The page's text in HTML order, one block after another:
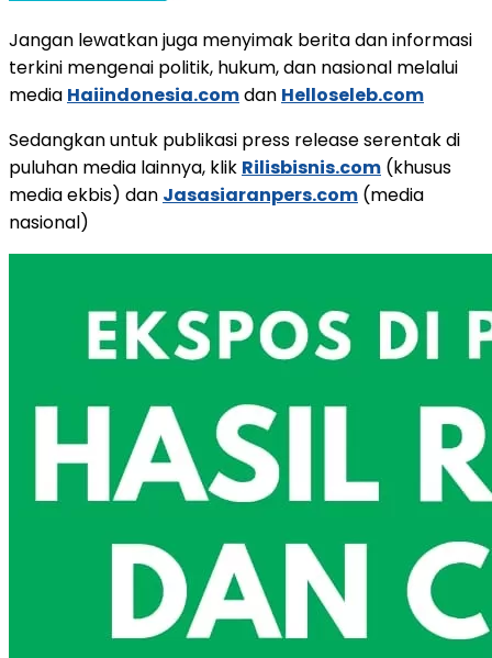
Jangan lewatkan juga menyimak berita dan informasi
terkini mengenai politik, hukum, dan nasional melalui
media Haiindonesia.comdan Helloseleb.com
Sedangkan untuk publikasi press release serentak di
puluhan media lainnya, klik Rilisbisnis.com (khusus
media ekbis) dan Jasasiaranpers.com (media
nasional)